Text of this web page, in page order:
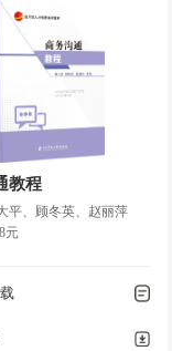
教程
平、顾冬英、赵丽萍
元